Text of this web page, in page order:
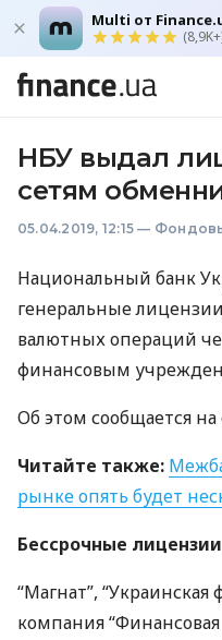
Multi от
НБУ выдал
сетям
05.04.2019, 12:15 —
Национальный банк
генеральные
валютных операций
финансовым
Об этом сообщается на
Читайте также:
рынке опять будет
Бессрочные
“Магнат”, “Украинская
компания